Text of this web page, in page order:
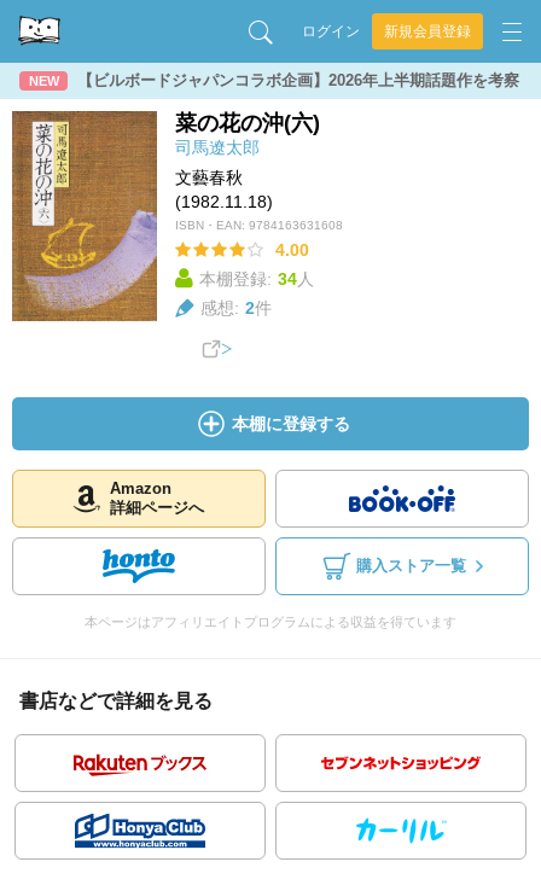
ログイン 新規会員登録
NEW 【ビルボードジャパンコラボ企画】2026年上半期話題作を考察
菜の花の沖(六)
司馬遼太郎
文藝春秋
(1982.11.18)
ISBN・EAN: 9784163631608
4.00
本棚登録: 34人
感想: 2件
本棚に登録する
Amazon
詳細ページへ
購入ストア一覧
本ページはアフィリエイトプログラムによる収益を得ています
書店などで詳細を見る